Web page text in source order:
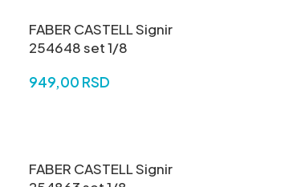
FABER CASTELL Signir
254648 set 1/8
949,00 RSD
FABER CASTELL Signir